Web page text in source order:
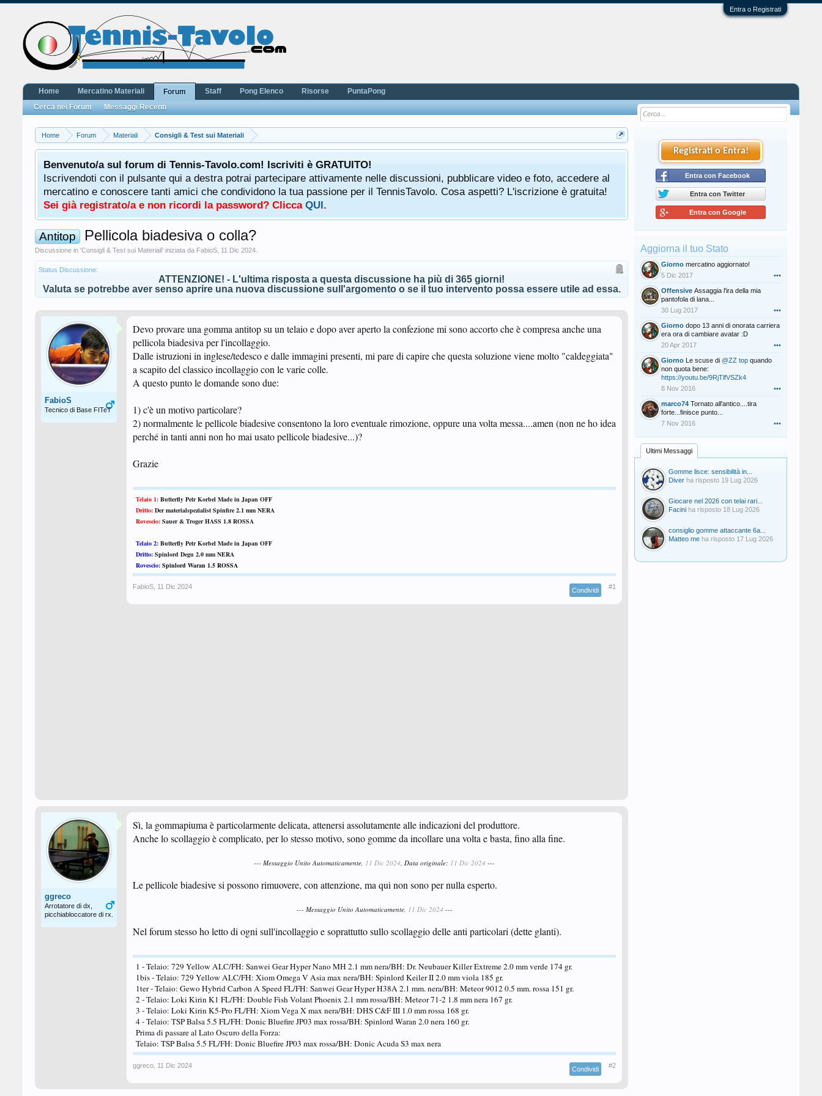
Entra o Registrati
Home Forum Materiali Consigli & Test sui Materiali
Benvenuto/a sul forum di Tennis-Tavolo.com! Iscriviti è GRATUITO!
Iscrivendoti con il pulsante qui a destra potrai partecipare attivamente nelle discussioni, pubblicare video e foto, accedere al
mercatino e conoscere tanti amici che condividono la tua passione per il TennisTavolo. Cosa aspetti? L'iscrizione è gratuita!
Sei già registrato/a e non ricordi la password? Clicca QUI.
Antitop Pellicola biadesiva o colla?
Discussione in 'Consigli & Test sui Materiali' iniziata da FabioS 11 Dic 2024
Status Discussione:
ATTENZIONE! - L'ultima risposta a questa discussione ha più di 365 giorni!
Valuta se potrebbe aver senso aprire una nuova discussione sull'argomento o se il tuo intervento possa essere utile ad essa.
FabioS
Tecnico di Base FITeT
Devo provare una gomma antitop su un telaio e dopo aver aperto la confezione mi sono accorto che è compresa anche una
pellicola biadesiva per l'incollaggio.
Dalle istruzioni in inglese/tedesco e dalle immagini presenti, mi pare di capire che questa soluzione viene molto "caldeggiata"
a scapito del classico incollaggio con le varie colle.
A questo punto le domande sono due:
1) c'è un motivo particolare?
2) normalmente le pellicole biadesive consentono la loro eventuale rimozione, oppure una volta messa....amen (non ne ho idea
perché in tanti anni non ho mai usato pellicole biadesive...)?
Grazie
Telaio 1: Butterfly Petr Korbel Made in Japan OFF
Dritto: Der materialspezialist Spinfire 2.1 mm NERA
Rovescio: Sauer & Troger HASS 1.8 ROSSA
Telaio 2: Butterfly Petr Korbel Made in Japan OFF
Dritto: Spinlord Degu 2.0 mm NERA
Rovescio: Spinlord Waran 1.5 ROSSA
FabioS 11 Dic 2024 Condividi #1
ggreco
Arrotatore di dx,
picchiabloccatore di rx.
Sì, la gommapiuma è particolarmente delicata, attenersi assolutamente alle indicazioni del produttore.
Anche lo scollaggio è complicato, per lo stesso motivo, sono gomme da incollare una volta e basta, fino alla fine.
--- Messaggio Unito Automaticamente, 11 Dic 2024, Data originale: 11 Dic 2024 ---
Le pellicole biadesive si possono rimuovere, con attenzione, ma qui non sono per nulla esperto.
--- Messaggio Unito Automaticamente, 11 Dic 2024 ---
Nel forum stesso ho letto di ogni sull'incollaggio e soprattutto sullo scollaggio delle anti particolari (dette glanti).
1 - Telaio: 729 Yellow ALC/FH: Sanwei Gear Hyper Nano MH 2.1 mm nera/BH: Dr. Neubauer Killer Extreme 2.0 mm verde 174 gr.
1bis - Telaio: 729 Yellow ALC/FH: Xiom Omega V Asia max nera/BH: Spinlord Keiler II 2.0 mm viola 185 gr.
1ter - Telaio: Gewo Hybrid Carbon A Speed FL/FH: Sanwei Gear Hyper H38A 2.1 mm. nera/BH: Meteor 9012 0.5 mm. rossa 151 gr.
2 - Telaio: Loki Kirin K1 FL/FH: Double Fish Volant Phoenix 2.1 mm rossa/BH: Meteor 71-2 1.8 mm nera 167 gr.
3 - Telaio: Loki Kirin K5-Pro FL/FH: Xiom Vega X max nera/BH: DHS C&F III 1.0 mm rossa 168 gr.
4 - Telaio: TSP Balsa 5.5 FL/FH: Donic Bluefire JP03 max rossa/BH: Spinlord Waran 2.0 nera 160 gr.
Prima di passare al Lato Oscuro della Forza:
Telaio: TSP Balsa 5.5 FL/FH: Donic Bluefire JP03 max rossa/BH: Donic Acuda S3 max nera
ggreco 11 Dic 2024 Condividi #2
Registrati o Entra!
Entra con Facebook
Entra con Twitter
Entra con Google
Aggiorna il tuo Stato
Giorno mercatino aggiornato!
5 Dic 2017
•••
Offensive Assaggia l'ira della mia
pantofola di lana...
30 Lug 2017
•••
Giorno dopo 13 anni di onorata carriera
era ora di cambiare avatar :D
20 Apr 2017
•••
Giorno Le scuse di @ZZ top quando
non quota bene:
https://youtu.be/9RjTlfVSZk4
8 Nov 2016
•••
marco74 Tornato all'antico....tira
forte...finisce punto...
7 Nov 2016
•••
Ultimi Messaggi
Gomme lisce: sensibilità in...
Diver ha risposto 19 Lug 2026
Giocare nel 2026 con telai rari...
Facini ha risposto 18 Lug 2026
consiglio gomme attaccante 6a...
Matteo me ha risposto 17 Lug 2026
Home Mercatino Materiali
Forum
Cerca nei Forum
Messaggi Recenti
Staff Pong Elenco Risorse PuntaPong